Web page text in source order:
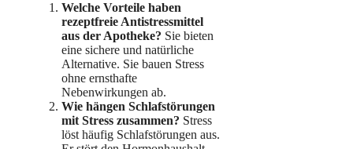
Welche Vorteile haben
rezeptfreie Antistressmittel
aus der Apotheke? Sie bieten
eine sichere und natürliche
Alternative. Sie bauen Stress
ohne ernsthafte
Nebenwirkungen ab.
Wie hängen Schlafstörungen
mit Stress zusammen? Stress
löst häufig Schlafstörungen aus.